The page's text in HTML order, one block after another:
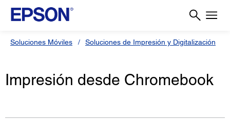
Soluciones Móviles Soluciones de Impresión y Digitalización
Impresión desde Chromebook